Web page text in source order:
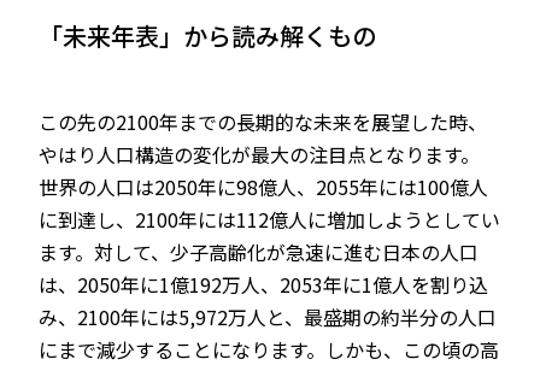
「未来年表」から読み解くもの
この先の2100年までの長期的な未来を展望した時、
やはり人口構造の変化が最大の注目点となります。
世界の人口は2050年に98億人、2055年には100億人
に到達し、2100年には112億人に増加しようとしてい
ます。対して、少子高齢化が急速に進む日本の人口
は、2050年に1億192万人、2053年に1億人を割り込
み、2100年には5,972万人と、最盛期の約半分の人口
にまで減少することになります。しかも、この頃の高